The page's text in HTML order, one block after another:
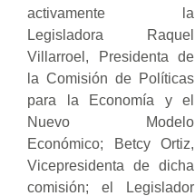
activamente la
Legisladora Raquel
Villarroel, Presidenta de
la Comisión de Políticas
para la Economía y el
Nuevo Modelo
Económico; Betcy Ortiz,
Vicepresidenta de dicha
comisión; el Legislador